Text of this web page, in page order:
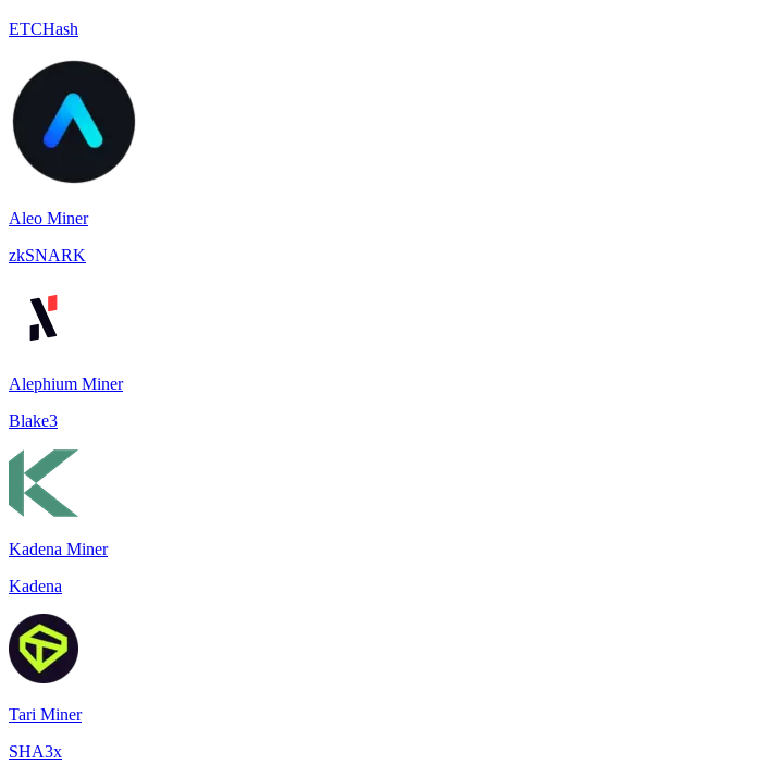
ETCHash
Aleo Miner
zkSNARK
Alephium Miner
Blake3
Kadena Miner
Kadena
Tari Miner
SHA3x